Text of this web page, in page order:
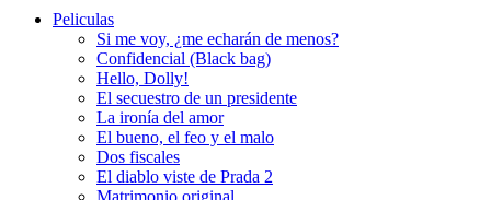
Peliculas
Si me voy, ¿me echarán de menos?
Confidencial (Black bag)
Hello, Dolly!
El secuestro de un presidente
La ironía del amor
El bueno, el feo y el malo
Dos fiscales
El diablo viste de Prada 2